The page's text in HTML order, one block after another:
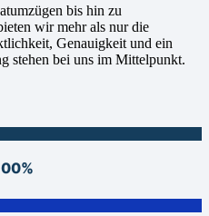
bis hin zu
wir mehr als nur die
Genauigkeit und ein
stehen bei uns im Mittelpunkt.